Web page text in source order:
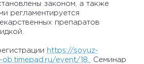
законом, а также
регламентируется
препаратов
https://soyuz-
event/18..
Семинар